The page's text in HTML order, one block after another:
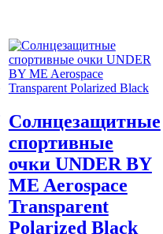
Солнцезащитные
спортивные
очки UNDER BY
ME Aerospace
Transparent
Polarized Black